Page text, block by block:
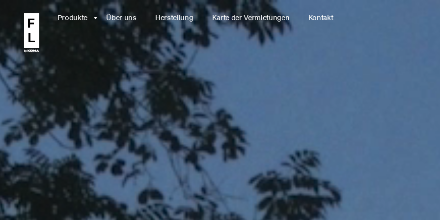
Produkte
Relax
WÄHLE EIN
MODELL
Studio
IN VORBEREITUNG
Über uns Herstellung Karte der Vermietungen Kontakt